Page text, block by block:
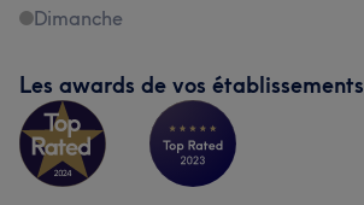
Dimanche
Les awards de vos établissements